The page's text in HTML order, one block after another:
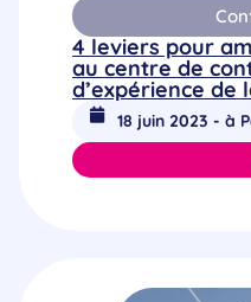
4 leviers pour
au centre de
d’expérience de
18 juin 2023 - à